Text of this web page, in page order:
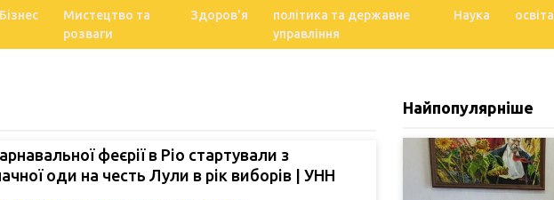
Бізнес
Мистецтво та
розваги
Здоров'я
політика та державне
управління
Наука освіта
феєрії в Ріо стартували з
оди на честь Лули в рік виборів | УНН
Найпопулярніше